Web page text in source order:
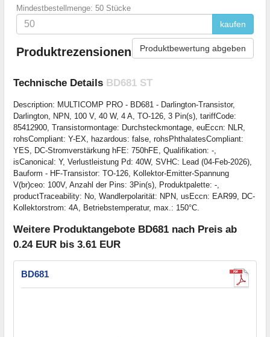
Mindestbestellmenge: 50 Stücke
kaufen
Produktrezensionen Produktbewertung abgeben
Technische Details BD681 ST
Description: MULTICOMP PRO - BD681 - Darlington-Transistor,
Darlington, NPN, 100 V, 40 W, 4 A, TO-126, 3 Pin(s), tariffCode:
85412900, Transistormontage: Durchsteckmontage, euEccn: NLR,
rohsCompliant: Y-EX, hazardous: false, rohsPhthalatesCompliant:
YES, DC-Stromverstärkung hFE: 750hFE, Qualifikation: -,
isCanonical: Y, Verlustleistung Pd: 40W, SVHC: Lead (04-Feb-2026),
Bauform - HF-Transistor: TO-126, Kollektor-Emitter-Spannung
V(br)ceo: 100V, Anzahl der Pins: 3Pin(s), Produktpalette: -,
productTraceability: No, Wandlerpolarität: NPN, usEccn: EAR99, DC-
Kollektorstrom: 4A, Betriebstemperatur, max.: 150°C.
Weitere Produktangebote BD681 nach Preis ab
0.24 EUR bis 3.61 EUR
BD681